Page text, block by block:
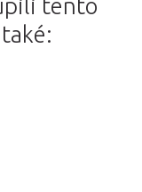
tento